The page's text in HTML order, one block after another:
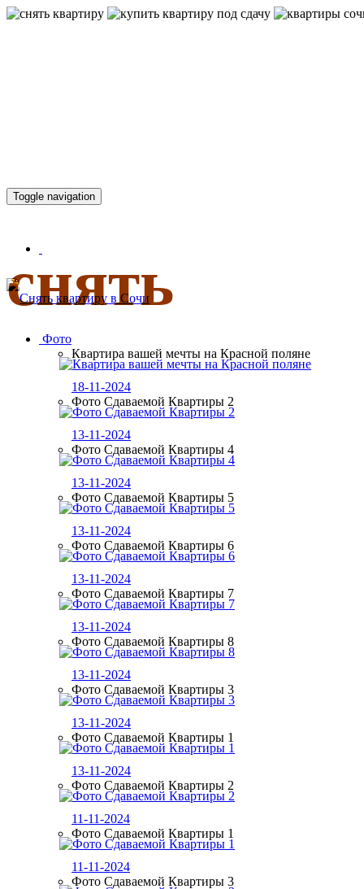
снять
Toggle navigation
Фото
Квартира вашей мечты на Красной поляне
18-11-2024
Фото Сдаваемой Квартиры 2
13-11-2024
Фото Сдаваемой Квартиры 4
13-11-2024
Фото Сдаваемой Квартиры 5
13-11-2024
Фото Сдаваемой Квартиры 6
13-11-2024
Фото Сдаваемой Квартиры 7
13-11-2024
Фото Сдаваемой Квартиры 8
13-11-2024
Фото Сдаваемой Квартиры 3
13-11-2024
Фото Сдаваемой Квартиры 1
13-11-2024
Фото Сдаваемой Квартиры 2
11-11-2024
Фото Сдаваемой Квартиры 1
11-11-2024
Фото Сдаваемой Квартиры 3